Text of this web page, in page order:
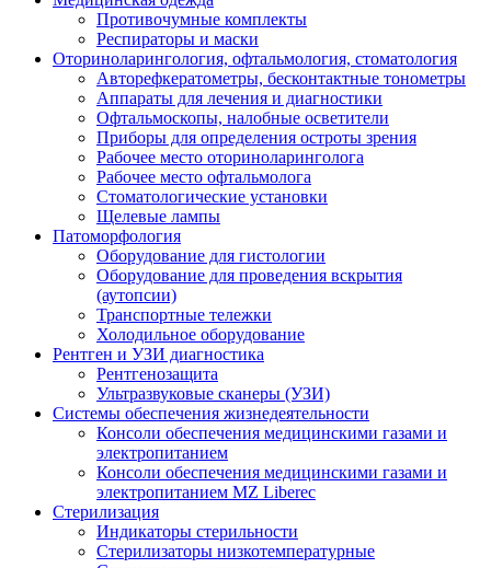
Противочумные комплекты
Респираторы и маски
Оториноларингология, офтальмология, стоматология
Авторефкератометры, бесконтактные тонометры
Аппараты для лечения и диагностики
Офтальмоскопы, налобные осветители
Приборы для определения остроты зрения
Рабочее место оториноларинголога
Рабочее место офтальмолога
Стоматологические установки
Щелевые лампы
Патоморфология
Оборудование для гистологии
Оборудование для проведения вскрытия
(аутопсии)
Транспортные тележки
Холодильное оборудование
Рентген и УЗИ диагностика
Рентгенозащита
Ультразвуковые сканеры (УЗИ)
Системы обеспечения жизнедеятельности
Консоли обеспечения медицинскими газами и
электропитанием
Консоли обеспечения медицинскими газами и
электропитанием MZ Liberec
Стерилизация
Индикаторы стерильности
Стерилизаторы низкотемпературные